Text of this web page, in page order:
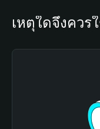
เหตุใดจึงควร